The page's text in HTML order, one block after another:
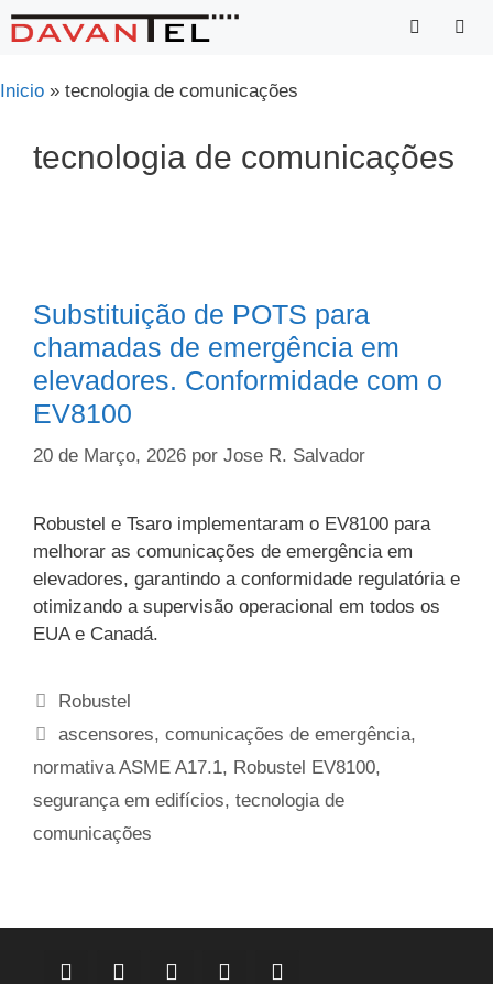
Saltar
para
conteúdo
Inicio » tecnologia de comunicações
tecnologia de comunicações
Substituição de POTS para
chamadas de emergência em
elevadores. Conformidade com o
EV8100
20 de Março, 2026 por Jose R. Salvador
Robustel e Tsaro implementaram o EV8100 para
melhorar as comunicações de emergência em
elevadores, garantindo a conformidade regulatória e
otimizando a supervisão operacional em todos os
EUA e Canadá.
Categorias
Robustel
Etiquetas
ascensores,comunicações de emergência,
normativa ASME A17.1, Robustel EV8100,
segurança em edifícios, tecnologia de
comunicações